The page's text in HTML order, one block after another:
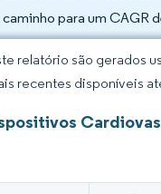
para um CAGR
relatório são gerados
recentes disponíveis